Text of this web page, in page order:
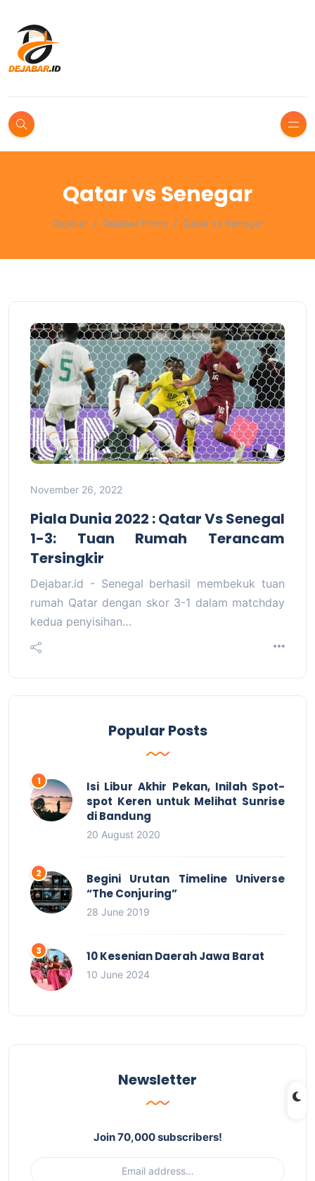
Qatar vs Senegar
Dejabar Dejabar Home Qatar vs Senegar
November 26, 2022
Piala Dunia 2022 : Qatar Vs Senegal
1-3: Tuan Rumah Terancam
Tersingkir
Dejabar.id - Senegal berhasil membekuk tuan
rumah Qatar dengan skor 3-1 dalam matchday
kedua penyisihan…
Popular Posts
Isi Libur Akhir Pekan, Inilah Spot-
spot Keren untuk Melihat Sunrise
di Bandung
20 August 2020
Begini Urutan Timeline Universe
“The Conjuring”
28 June 2019
10 Kesenian Daerah Jawa Barat
10 June 2024
Newsletter
Join 70,000 subscribers!